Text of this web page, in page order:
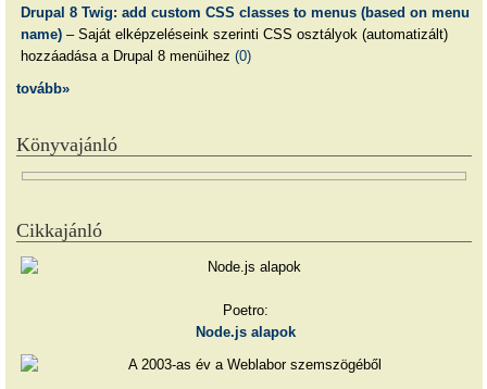
Drupal 8 Twig: add custom CSS classes to menus (based on menu
name)– Saját elképzeléseink szerinti CSS osztályok (automatizált)
hozzáadása a Drupal 8 menüihez (0)
tovább»
Könyvajánló
Cikkajánló
Poetro:
Node.js alapok